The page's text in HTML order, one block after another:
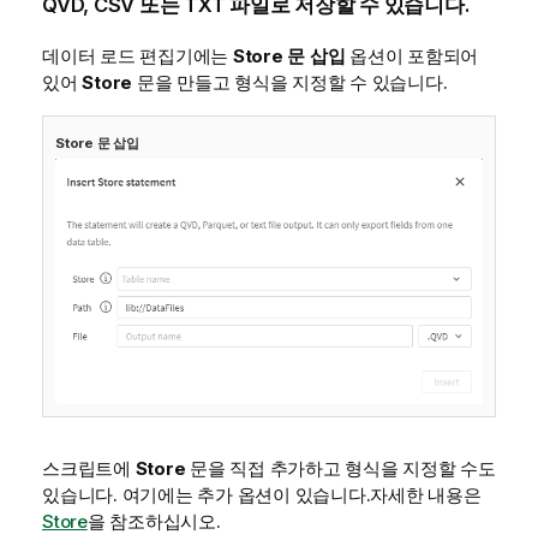
QVD, CSV 또는 TXT 파일로 저장할 수 있습니다.
데이터 로드 편집기에는 Store 문 삽입 옵션이 포함되어
있어Store 문을 만들고 형식을 지정할 수 있습니다.
Store 문 삽입
스크립트에 Store 문을 직접 추가하고 형식을 지정할 수도
있습니다. 여기에는 추가 옵션이 있습니다.자세한 내용은
Store을 참조하십시오.